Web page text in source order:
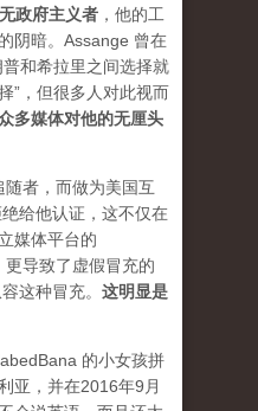
政府主义者 ，他的工
阴暗。Assange 曾在
和希拉里之间选择就
”，但很多人对此视而
多媒体对他的无厘头
者，而做为美国互
给他认证，这不仅在
媒体平台的
导致了虚假冒充的
这种冒充。 这明显是
的小女孩拼
亚，并在2016年9月